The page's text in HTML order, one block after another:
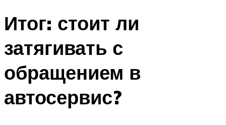
Итог: стоит ли
затягивать с
обращением в
автосервис?